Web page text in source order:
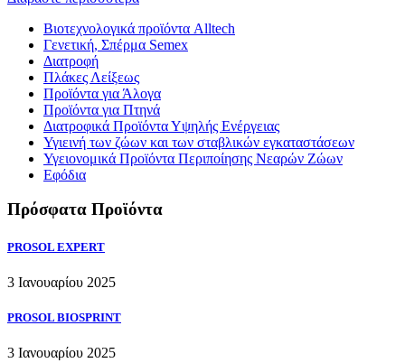
Βιοτεχνολογικά προϊόντα Alltech
Γενετική, Σπέρμα Semex
Διατροφή
Πλάκες Λείξεως
Προϊόντα για Άλογα
Προϊόντα για Πτηνά
Διατροφικά Προϊόντα Υψηλής Ενέργειας
Υγιεινή των ζώων και των σταβλικών εγκαταστάσεων
Υγειονομικά Προϊόντα Περιποίησης Νεαρών Ζώων
Εφόδια
Πρόσφατα Προϊόντα
PROSOL EXPERT
3 Ιανουαρίου 2025
PROSOL BIOSPRINT
3 Ιανουαρίου 2025